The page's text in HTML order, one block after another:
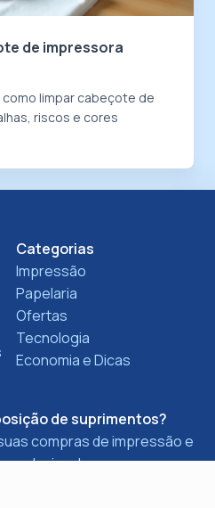
de impressora
limpar cabeçote de
riscos e cores
Categorias
Impressão
Papelaria
Ofertas
Tecnologia
Economia e Dicas
de suprimentos?
compras de impressão e
exclusivas!